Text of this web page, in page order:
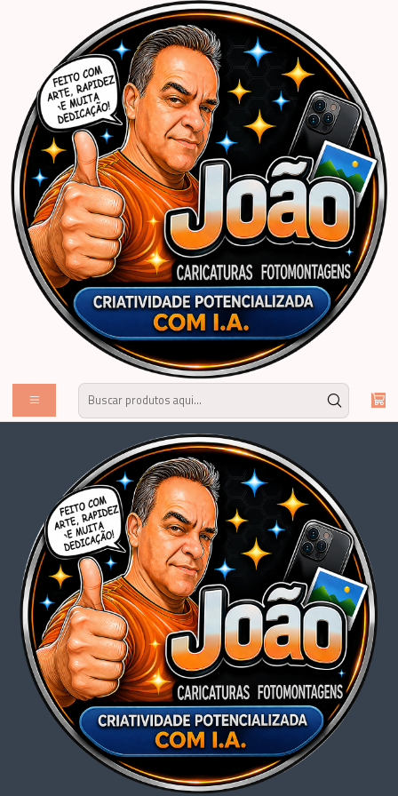
Caricaturas Personalizadas | João Caricaturas Convites
Convites Digitais Personalizados Caricatura Chá de Panela
Caricatura Chá de Panela
filtros
Caricaturas convite festa chá de panela casal dentro da
panela comemorando
Zap Tel:. 83-99609 4642|Desenho enviado por email para impressão
140,00
Caricaturas convite festa chá de panela casal em
motocross comemorando
Zap Tel:. 83-99609 4642|Desenho enviado por email para impressão
45,00